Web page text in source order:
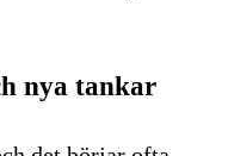
nya tankar